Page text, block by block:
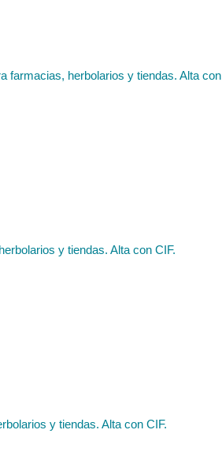
farmacias, herbolarios y tiendas. Alta con
y tiendas. Alta con CIF.
y tiendas. Alta con CIF.